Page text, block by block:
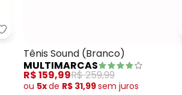
Olympikus - Tênis Olympikus Only 2
Tênis Sound (Branco)
MULTIMARCAS
R$ 159,99R$ 259,99
ou 5xde R$ 31,99sem juros